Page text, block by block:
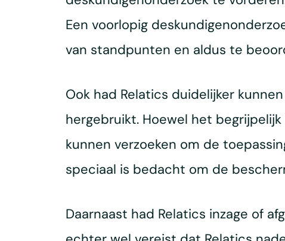
Een voorlopig
van standpunten en aldus te
Ook had Relatics duidelijker
hergebruikt. Hoewel het
kunnen verzoeken om de
speciaal is bedacht om de
Daarnaast had Relatics inzage of